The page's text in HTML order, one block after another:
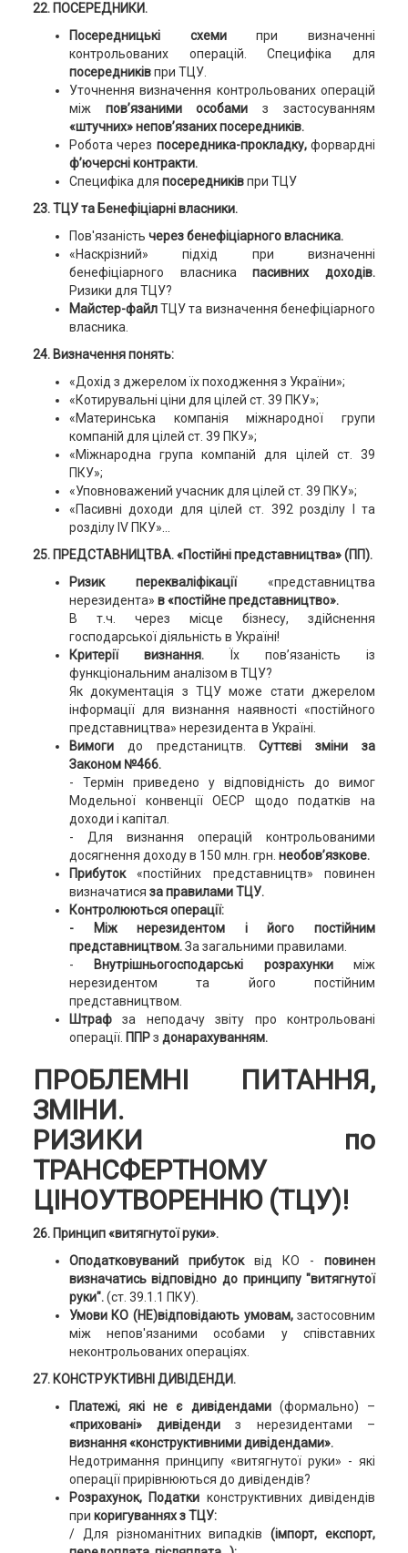
22. ПОСЕРЕДНИКИ.
Посередницькі схемипри визначенні
контрольованих операцій. Специфіка для
посередниківпри ТЦУ.
Уточнення визначення контрольованих операцій
між пов’язаними особами з застосуванням
«штучних» непов’язаних посередників.
Робота через посередника-прокладку,форвардні
ф’ючерсні контракти.
Специфіка для посередниківпри ТЦУ
23. ТЦУ та Бенефіціарні власники.
Пов'язаність через бенефіціарного власника.
«Наскрізний» підхід при визначенні
бенефіціарного власникапасивних доходів.
Ризики для ТЦУ?
Майстер-файлТЦУ та визначення бенефіціарного
власника.
24. Визначення понять:
«Дохід з джерелом їх походження з України»;
«Котирувальні ціни для цілей ст. 39 ПКУ»;
«Материнська компанія міжнародної групи
компаній для цілей ст. 39 ПКУ»;
«Міжнародна група компаній для цілей ст. 39
ПКУ»;
«Уповноважений учасник для цілей ст. 39 ПКУ»;
«Пасивні доходи для цілей ст. 392 розділу І та
розділу IV ПКУ»...
25. ПРЕДСТАВНИЦТВА. «Постійні представництва» (ПП).
Ризик перекваліфікації«представництва
нерезидента» в «постійне представництво».
В т.ч. через місце бізнесу, здійснення
господарської діяльність в Україні!
Критерії визнання.Їх пов’язаність із
функціональним аналізом в ТЦУ?
Як документація з ТЦУ може стати джерелом
інформації для визнання наявності «постійного
представництва» нерезидента в Україні.
Вимогидо предстаництв.Суттєві зміни за
Законом №466.
- Термін приведено у відповідність до вимог
Модельної конвенції ОЕСР щодо податків на
доходи і капітал.
- Для визнання операцій контрольованими
досягнення доходу в 150 млн. грн. необов’язкове.
Прибуток«постійних представництв» повинен
визначатися за правилами ТЦУ.
Контролюються операції:
- Між нерезидентом і його постійним
представництвом.За загальними правилами.
-
Внутрішньогосподарські розрахункиміж
нерезидентом та його постійним
представництвом.
Штрафза неподачу звіту про контрольовані
операції. ППРз донарахуванням.
ПРОБЛЕМНІ ПИТАННЯ,
ЗМІНИ.
РИЗИКИ по
ТРАНСФЕРТНОМУ
ЦІНОУТВОРЕННЮ (ТЦУ)!
26. Принцип «витягнутої руки».
Оподатковуваний прибутоквід КО -повинен
визначатись відповідно до принципу "витягнутої
руки".(ст. 39.1.1 ПКУ).
Умови КО (НЕ)відповідають умовам,застосовним
між непов'язаними особами у співставних
неконтрольованих операціях.
27. КОНСТРУКТИВНІ ДИВІДЕНДИ.
Платежі, які не є дивідендами(формально) –
«приховані» дивіденди з нерезидентами –
визнання «конструктивними дивідендами».
Недотримання принципу «витягнутої руки» - які
операції прирівнюються до дивідендів?
Розрахунок, Податки конструктивних дивідендів
при коригуваннях з ТЦУ:
/ Для різноманітних випадків(імпорт, експорт,